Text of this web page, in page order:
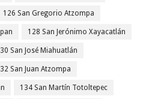
126 San Gregorio Atzompa
128 San Jerónimo Xayacatlán
San José Miahuatlán
San Juan Atzompa
134 San Martín Totoltepec